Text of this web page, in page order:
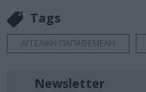
Tags
ΑΓΓΕΛΙΚΗ ΠΑΠΑΘΕΜΕΛΗ
Newsletter